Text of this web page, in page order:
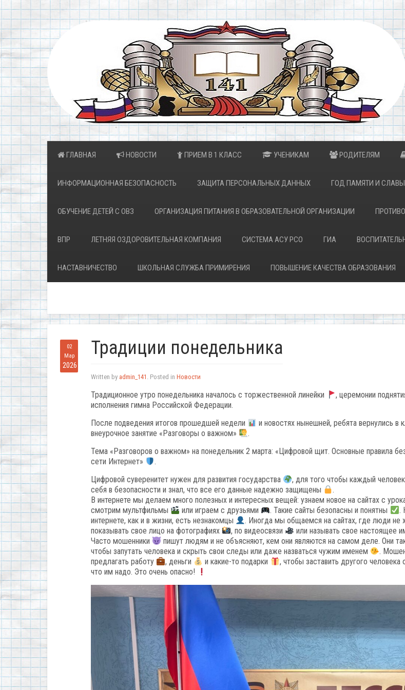
ГЛАВНАЯ НОВОСТИ ПРИЕМ В 1 КЛАСС УЧЕНИКАМ РОДИТЕЛЯМ
ИНФОРМАЦИОННАЯ БЕЗОПАСНОСТЬ ЗАЩИТА ПЕРСОНАЛЬНЫХ ДАННЫХ ГОД ПАМЯТИ И СЛАВЫ
ОБУЧЕНИЕ ДЕТЕЙ С ОВЗ ОРГАНИЗАЦИЯ ПИТАНИЯ В ОБРАЗОВАТЕЛЬНОЙ ОРГАНИЗАЦИИ
ВПР ЛЕТНЯЯ ОЗДОРОВИТЕЛЬНАЯ КОМПАНИЯ СИСТЕМА АСУ РСО ГИА
НАСТАВНИЧЕСТВО ШКОЛЬНАЯ СЛУЖБА ПРИМИРЕНИЯ ПОВЫШЕНИЕ КАЧЕСТВА ОБРАЗОВАНИЯ
02
Мар
2026
Традиции понедельника
Written by admin_141 . Posted in Новости
Традиционное утро понедельника началось с торжественной линейки , церемонии
исполнения гимна Российской Федерации.
После подведения итогов прошедшей недели
и новостях нынешней, ребята вернулись в
внеурочное занятие «Разговоры о важном»
.
Тема «Разговоров о важном» на понедельник 2 марта: «Цифровой щит. Основные правила
сети Интернет»
.
Цифровой суверенитет нужен для развития государства
, для того чтобы каждый
себя в безопасности и знал, что все его данные надежно защищены
.
В интернете мы делаем много полезных и интересных вещей: узнаем новое на сайтах с
смотрим мультфильмы
или играем с друзьями . Такие сайты безопасны и понятны
.
интернете, как и в жизни, есть незнакомцы
. Иногда мы общаемся на сайтах, где люди не
показывать свое лицо на фотографиях
, по видеосвязи или называть свое настоящее
Часто мошенники
пишут людям и не объясняют, кем они являются на самом деле. Они
чтобы запутать человека и скрыть свои следы или даже назваться чужим именем
.
предлагать работу
, деньги и какие-то подарки
, чтобы заставить другого человека
что им надо. Это очень опасно!